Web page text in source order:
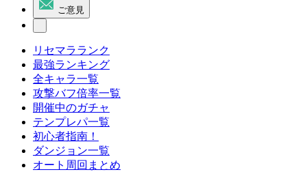
ご意見
リセマラランク
最強ランキング
全キャラ一覧
攻撃バフ倍率一覧
開催中のガチャ
テンプレパ一覧
初心者指南！
ダンジョン一覧
オート周回まとめ